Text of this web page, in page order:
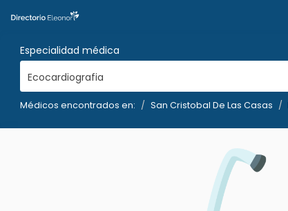
Especialidad médica
Ecocardiografia
Médicos encontrados en: San Cristobal De Las Casas